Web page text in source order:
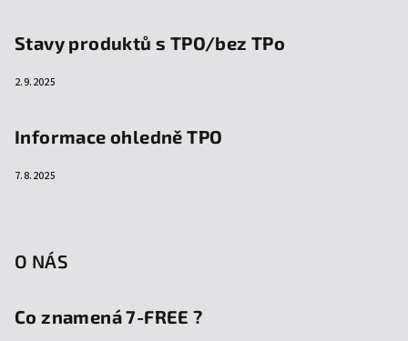
Stavy produktů s TPO/bez TPo
2.9.2025
Informace ohledně TPO
7.8.2025
O NÁS
Co znamená 7-FREE ?